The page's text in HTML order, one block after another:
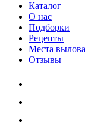
Каталог
О нас
Подборки
Рецепты
Места вылова
Отзывы